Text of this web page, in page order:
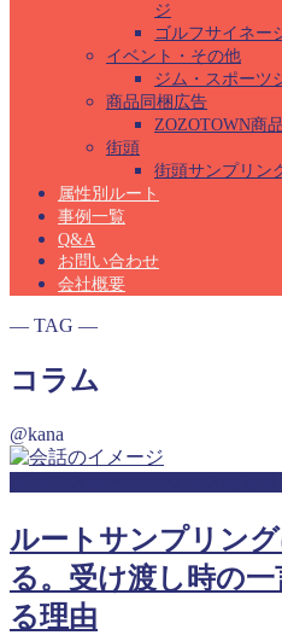
ジ
ゴルフサイネー
イベント・その他
ジム・スポーツ
商品同梱広告
ZOZOTOWN商
街頭
街頭サンプリン
属性別ルート
事例一覧
Q&A
お問い合わせ
会社概要
― TAG ―
コラム
@kana
ルートサンプリン
る。受け渡し時の一
る理由